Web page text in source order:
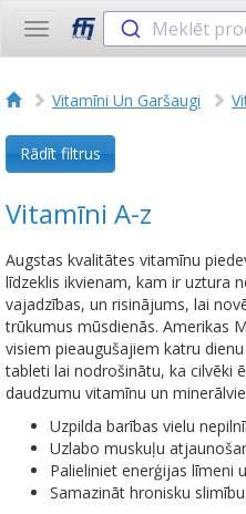
Toggle
navigation
Meklēt
Vitamīni Un Garšaugi
Rādīt filtrus
Vitamīni A-z
Augstas kvalitātes vitamīnu
līdzeklis ikvienam, kam ir uztura
vajadzības, un risinājums, lai
trūkumus mūsdienās. Amerikas
visiem pieaugušajiem katru
tableti lai nodrošinātu, ka cilvēki
daudzumu vitamīnu un
Uzpilda barības vielu
Uzlabo muskuļu
Palieliniet enerģijas līmeni
Samazināt hronisku